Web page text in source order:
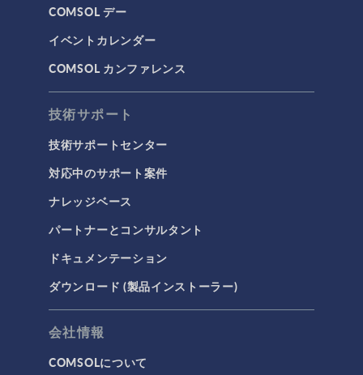
COMSOL デー
イベントカレンダー
COMSOL カンファレンス
技術サポート
技術サポートセンター
対応中のサポート案件
ナレッジベース
パートナーとコンサルタント
ドキュメンテーション
ダウンロード (製品インストーラー)
会社情報
COMSOLについて